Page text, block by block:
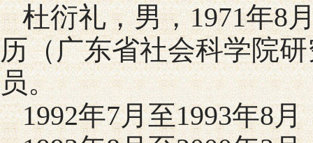
杜衍礼，男，1971年8
历（广东省社会科学院
员。
1992年7月至1993年8